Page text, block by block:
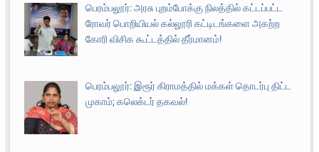
பெரம்பலூர்: அரசு புறம்போக்கு நிலத்தில் கட்டப்பட்ட
ரோவர் பொறியியல் கல்லூரி கட்டிடங்களை அகற்ற
கோரி விசிக கூட்டத்தில் தீர்மானம்!
பெரம்பலூர்: இரூர் கிராமத்தில் மக்கள் தொடர்பு திட்ட
முகாம்; கலெக்டர் தகவல்!